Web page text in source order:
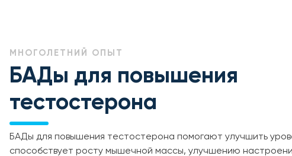
МНОГОЛЕТНИЙ ОПЫТ
БАДы для повышения
тестостерона
БАДы для повышения тестостерона помогают улучшить
способствует росту мышечной массы, улучшению